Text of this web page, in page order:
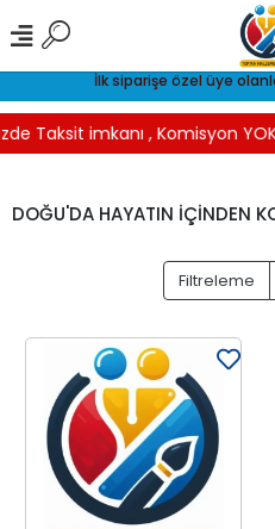
İlk siparişe özel üye
Taksit imkanı , Komisyon YOK..
DOĞU'DA HAYATIN İÇİNDEN
Filtreleme